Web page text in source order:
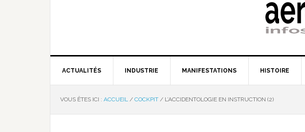
ACTUALITÉS INDUSTRIE MANIFESTATIONS HISTOIRE
VOUS ÊTES ICI : ACCUEIL / COCKPIT / L’ACCIDENTOLOGIE EN INSTRUCTION (2)